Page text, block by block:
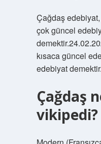
Çağdaş
çok güncel
kısaca güncel
edebiyat demektir.
Çağdaş
vikipedi?